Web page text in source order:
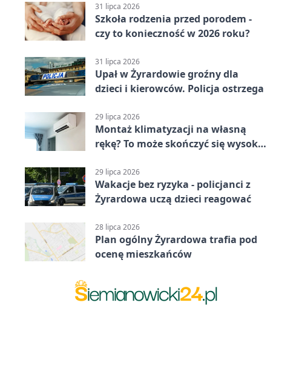
31 lipca 2026
Szkoła rodzenia przed porodem -
czy to konieczność w 2026 roku?
31 lipca 2026
Upał w Żyrardowie groźny dla
dzieci i kierowców. Policja ostrzega
29 lipca 2026
Montaż klimatyzacji na własną
rękę? To może skończyć się wysoką
29 lipca 2026
Wakacje bez ryzyka - policjanci z
Żyrardowa uczą dzieci reagować
28 lipca 2026
Plan ogólny Żyrardowa trafia pod
ocenę mieszkańców